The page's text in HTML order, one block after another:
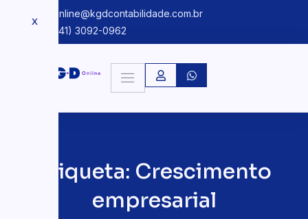
kgdonline@kgdcontabilidade.com.br
+55 (41) 3092-0962
X
Etiqueta: Crescimento
empresarial